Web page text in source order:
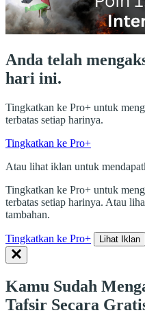
Anda telah
hari ini.
Tingkatkan ke Pro+ untuk
terbatas setiap harinya.
Tingkatkan ke Pro+
Atau lihat iklan untuk
Tingkatkan ke Pro+ untuk
terbatas setiap harinya. Atau
tambahan.
Tingkatkan ke Pro+ Lihat Iklan
Kamu Sudah
Tafsir Secara